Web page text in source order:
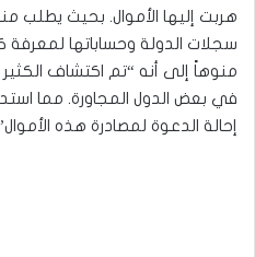
هربت إليها الأموال. بحيث يطلب
سجلات الدولة وحساباتها
منوهاً إلى أنه “تم اكتشاف
في بعض الدول المجاورة. مما
إحالة الدعوة لمصادرة هذه